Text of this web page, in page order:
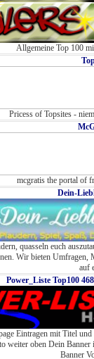
Allgemeine Top 100
Pricess of Topsites -
mcgratis the portal of
Dein-
quasseln euch
Wir bieten Umfragen,
auf
Power_Liste Top100
Eintragen mit Titel
weiter oben Dein
Banner